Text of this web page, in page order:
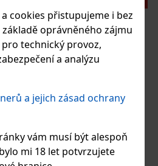
cookies přistupujeme i bez
oprávněného zájmu
technický provoz,
a analýzu
a jejich zásad ochrany
vám musí být alespoň
mi 18 let potvrzujete
Go Pack - 5 ks
2x Rosalones Connecticut Robusto
Do košíku